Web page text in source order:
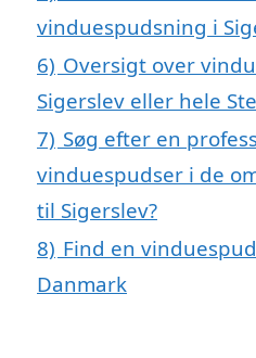
vinduespudsning i
6) Oversigt over
Sigerslev eller hele
7) Søg efter en
vinduespudser i de
til Sigerslev?
8) Find en
Danmark